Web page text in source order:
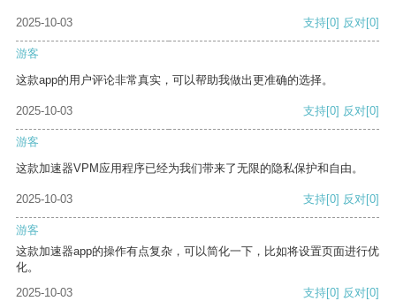
2025-10-03 支持[0] 反对[0]
游客
这款app的用户评论非常真实，可以帮助我做出更准确的选择。
2025-10-03 支持[0] 反对[0]
游客
这款加速器VPM应用程序已经为我们带来了无限的隐私保护和自由。
2025-10-03 支持[0] 反对[0]
游客
这款加速器app的操作有点复杂，可以简化一下，比如将设置页面进行优
化。
2025-10-03
支持[0] 反对[0]